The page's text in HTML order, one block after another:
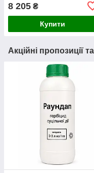
знищення однорічних і
багаторічних
8 205 ₴
Купити
Акційні пропозиції